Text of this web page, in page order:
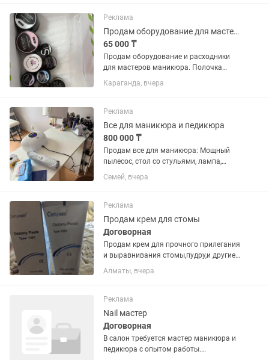
обработки шаров (Hifloat, Koda) 3....
Реклама
Продам оборудование для мастеров маникюра
65 000 ₸
Продам оборудование и расходники
для мастеров маникюра. Полочка
подвесная для лаков- 5.000. Гель-лаки-
20.000. Гели моделирующие- 10.000.
ногтей-5000. Гелевые типсы для...
Караганда, вчера
Реклама
Все для маникюра и педикюра
800 000 ₸
Продам все для маникюра: Мощный
пылесос, стол со стульями, лампа,
Стронг аппарат, лаки более 150 разных
цветов, топы, базы, гели, акригели,
наращивание, сухожар, пилки...
Семей, вчера
Реклама
Продам крем для стомы
Договорная
Продам крем для прочного прилегания
и выравнивания стомы,пудру,и другие
гели
Алматы, вчера
Реклама
Nail мастер
Договорная
В салон требуется мастер маникюра и
педикюра с опытом работы.